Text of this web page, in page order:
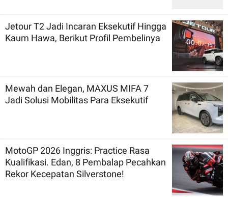
Jetour T2 Jadi Incaran Eksekutif Hingga
Kaum Hawa, Berikut Profil Pembelinya
Mewah dan Elegan, MAXUS MIFA 7
Jadi Solusi Mobilitas Para Eksekutif
MotoGP 2026 Inggris: Practice Rasa
Kualifikasi. Edan, 8 Pembalap Pecahkan
Rekor Kecepatan Silverstone!